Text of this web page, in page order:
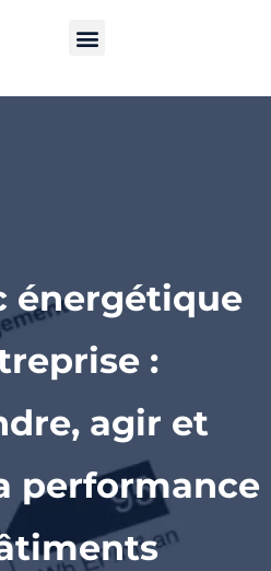
énergétique
:
agir et
performance